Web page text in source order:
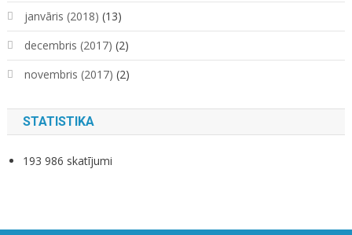
janvāris (2018) (13)
decembris (2017) (2)
novembris (2017) (2)
STATISTIKA
193 986 skatījumi